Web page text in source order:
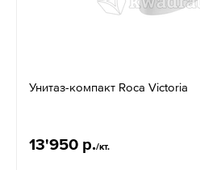
Унитаз-компакт Roсa Victoria
13'950 р./кт.